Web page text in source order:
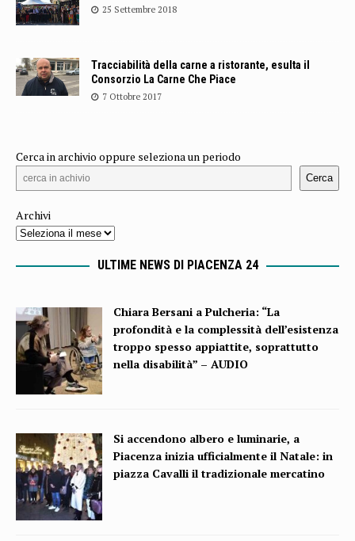
25 Settembre 2018
Tracciabilità della carne a ristorante, esulta il
Consorzio La Carne Che Piace
7 Ottobre 2017
Cerca in archivio oppure seleziona un periodo
Cerca
Archivi
ULTIME NEWS DI PIACENZA 24
Chiara Bersani a Pulcheria: “La
profondità e la complessità dell’esistenza
troppo spesso appiattite, soprattutto
nella disabilità” – AUDIO
Si accendono albero e luminarie, a
Piacenza inizia ufficialmente il Natale: in
piazza Cavalli il tradizionale mercatino